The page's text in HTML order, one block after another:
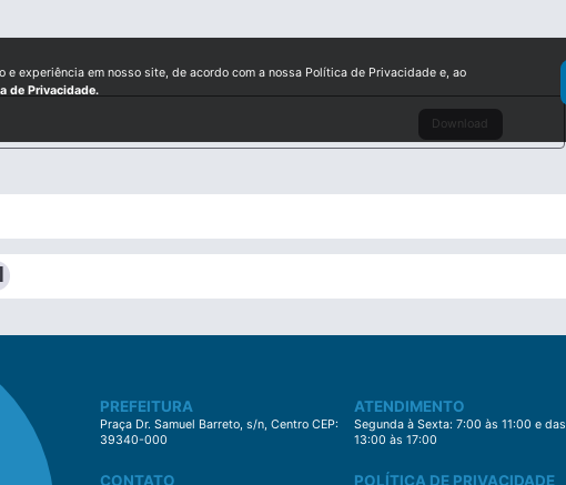
Download
PREFEITURA
Praça Dr. Samuel Barreto, s/n, Centro CEP:
39340-000
ATENDIMENTO
Segunda à Sexta: 7:00 às 11:00 e das
13:00 às 17:00
CONTATO POLÍTICA DE PRIVACIDADE
experiência em nosso site, de acordo com a nossa Política de Privacidade e, ao
de Privacidade.